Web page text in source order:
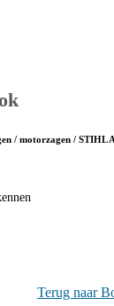
/ motorzagen / STIHL
Terug naar